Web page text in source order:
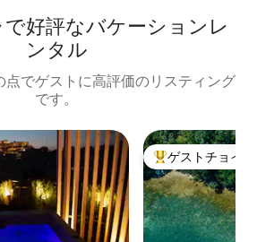
好評なバケーションレ
ンタル
点でゲストに高評価のリスティング
です。
大好評のゲスト
ゲストチョイス